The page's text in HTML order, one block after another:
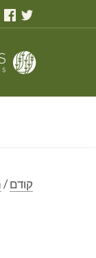
קודם/